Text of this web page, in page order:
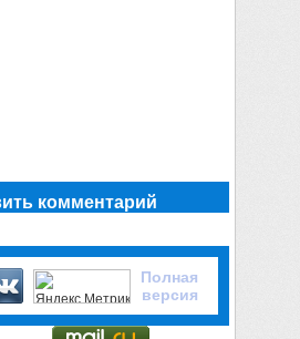
комментарий
Полная
версия